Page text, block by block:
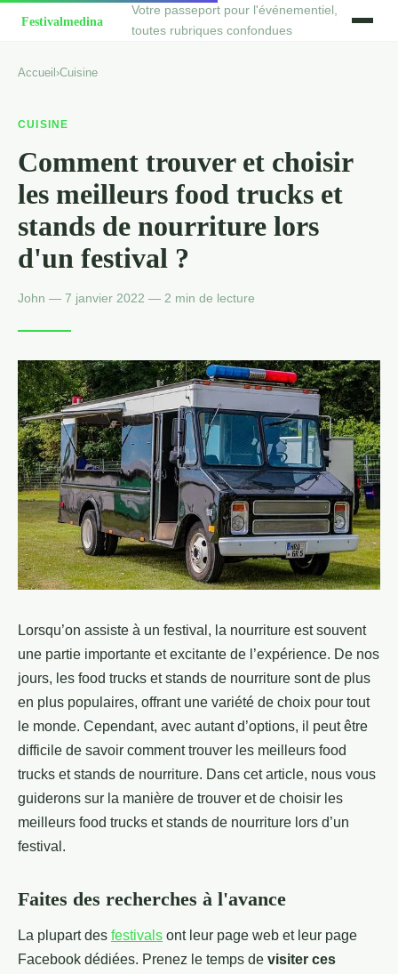
Votre passeport pour l'événementiel,
toutes rubriques confondues
Accueil ›Cuisine
CUISINE
Comment trouver et choisir
les meilleurs food trucks et
stands de nourriture lors
d'un festival ?
John — 7 janvier 2022 — 2 min de lecture
Lorsqu’on assiste à un festival, la nourriture est souvent
une partie importante et excitante de l’expérience. De nos
jours, les food trucks et stands de nourriture sont de plus
en plus populaires, offrant une variété de choix pour tout
le monde. Cependant, avec autant d’options, il peut être
difficile de savoir comment trouver les meilleurs food
trucks et stands de nourriture. Dans cet article, nous vous
guiderons sur la manière de trouver et de choisir les
meilleurs food trucks et stands de nourriture lors d’un
festival.
Faites des recherches à l'avance
La plupart des festivals ont leur page web et leur page
Facebook dédiées. Prenez le temps de visiter ces